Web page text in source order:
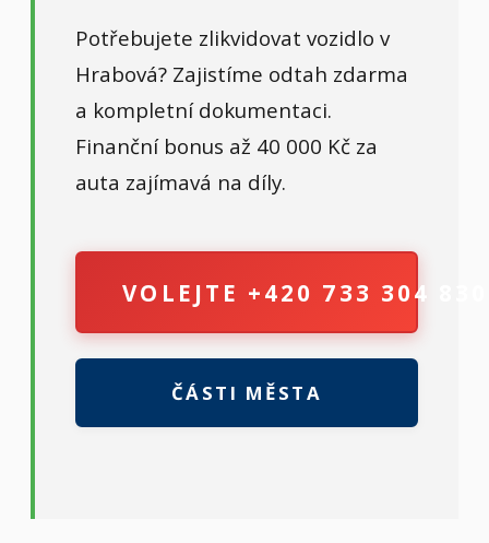
Potřebujete zlikvidovat vozidlo v
Hrabová? Zajistíme odtah zdarma
a kompletní dokumentaci.
Finanční bonus až 40 000 Kč za
auta zajímavá na díly.
VOLEJTE +420 733 304 830
ČÁSTI MĚSTA